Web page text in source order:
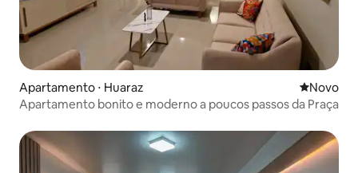
Apartamento ⋅ Huaraz Novo
Novo
Apartamento bonito e moderno a poucos passos da Praça